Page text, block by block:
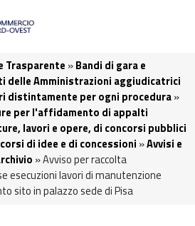
Trasparente
Bandi di gara e
delle Amministrazioni aggiudicatrici
distintamente per ogni procedura
per l'affidamento di appalti
lavori e opere, di concorsi pubblici
di idee e di concessioni
Avvisi e
Avviso per raccolta
esecuzioni lavori di manutenzione
sito in palazzo sede di Pisa